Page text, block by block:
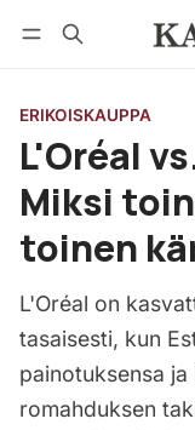
ERIKOISKAUPPA
L'Oréal
Miksi
toinen
L'Oréal on
tasaisesti, kun
painotuksensa
romahduksen